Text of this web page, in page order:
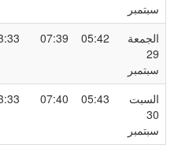
05:42
07:39
13:33
05:43
07:40
13:33